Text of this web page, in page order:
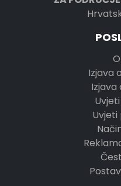
Izjava
Izjava
Uvjeti